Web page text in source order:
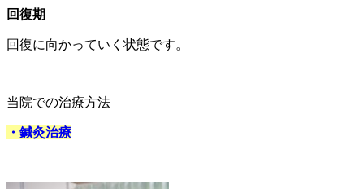
回復期
回復に向かっていく状態です。
当院での治療方法
・鍼灸治療